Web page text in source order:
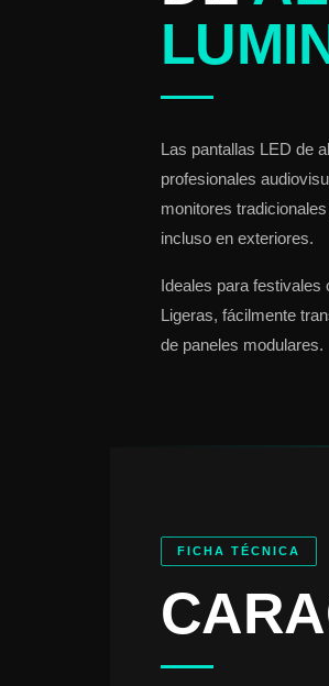
Las pantallas LED de
profesionales
monitores
incluso en exteriores.
Ideales para festivales
Ligeras, fácilmente
de paneles modulares.
FICHA TÉCNICA